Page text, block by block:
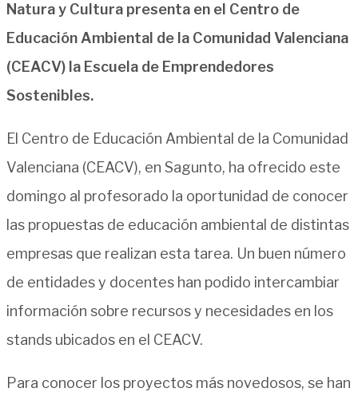
Natura y Cultura presenta en el Centro de
Educación Ambiental de la Comunidad Valenciana
(CEACV) la Escuela de Emprendedores
Sostenibles.
El Centro de Educación Ambiental de la Comunidad
Valenciana (CEACV), en Sagunto, ha ofrecido este
domingo al profesorado la oportunidad de conocer
las propuestas de educación ambiental de distintas
empresas que realizan esta tarea. Un buen número
de entidades y docentes han podido intercambiar
información sobre recursos y necesidades en los
stands ubicados en el CEACV.
Para conocer los proyectos más novedosos, se han